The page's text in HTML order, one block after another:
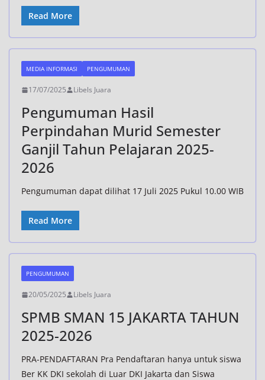
Read More
MEDIA INFORMASI PENGUMUMAN
17/07/2025 Libels Juara
Pengumuman Hasil
Perpindahan Murid Semester
Ganjil Tahun Pelajaran 2025-
2026
Pengumuman dapat dilihat 17 Juli 2025 Pukul 10.00 WIB
Read More
PENGUMUMAN
20/05/2025 Libels Juara
SPMB SMAN 15 JAKARTA TAHUN
2025-2026
PRA-PENDAFTARAN Pra Pendaftaran hanya untuk siswa
Ber KK DKI sekolah di Luar DKI Jakarta dan Siswa